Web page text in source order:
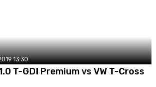
13:30
T-GDI Premium vs VW T-Cross